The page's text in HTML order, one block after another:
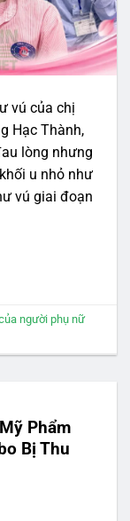
vú của chị
Hạc Thành,
lòng nhưng
u nhỏ như
vú giai đoạn
người phụ nữ
Phẩm
Bị Thu